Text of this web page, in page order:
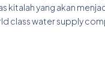
kitalah yang akan
class water supply